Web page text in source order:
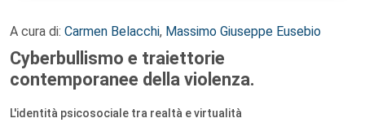
A cura di: Carmen Belacchi, Massimo Giuseppe Eusebio
Cyberbullismo e traiettorie
contemporanee della violenza.
L'identità psicosociale tra realtà e virtualità